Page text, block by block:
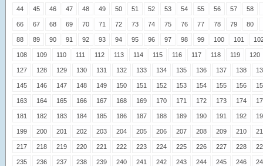
44 45 46 47 48 49 50 51 52 53 54 55 56 57 58
66 67 68 69 70 71 72 73 74 75 76 77 78 79 80
88 89 90 91 92 93 94 95 96 97 98 99 100 101
108 109 110 111 112 113 114 115 116 117 118 119 120
127 128 129 130 131 132 133 134 135 136 137 138
145 146 147 148 149 150 151 152 153 154 155 156
163 164 165 166 167 168 169 170 171 172 173 174
181 182 183 184 185 186 187 188 189 190 191 192
199 200 201 202 203 204 205 206 207 208 209 210
217 218 219 220 221 222 223 224 225 226 227 228
235 236 237 238 239 240 241 242 243 244 245 246